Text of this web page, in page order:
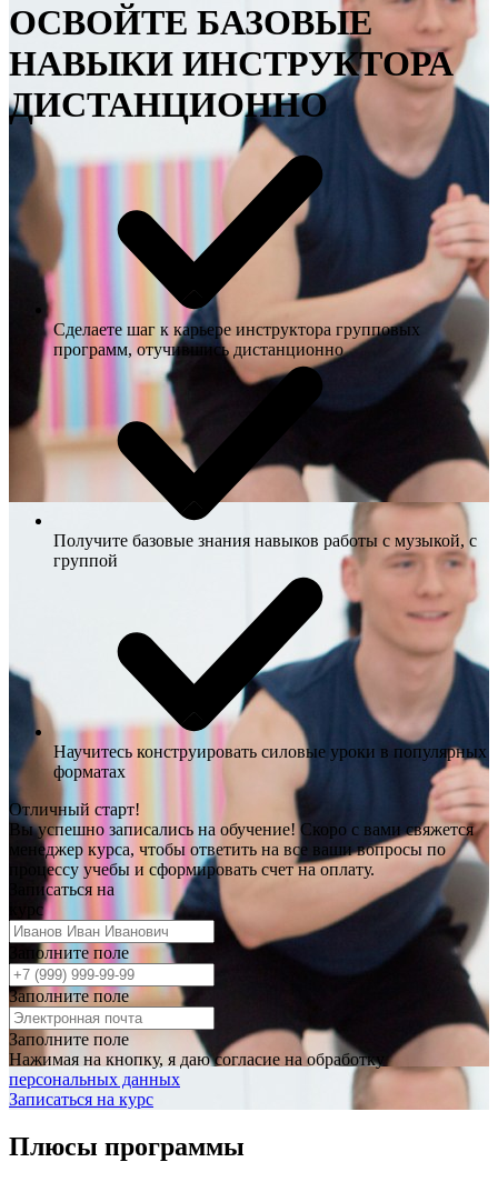
ОСВОЙТЕ БАЗОВЫЕ
НАВЫКИ ИНСТРУКТОРА
ДИСТАНЦИОННО
Сделаете шаг к карьере инструктора групповых
программ, отучившись дистанционно
Получите базовые знания навыков работы с музыкой, с
группой
Научитесь конструировать силовые уроки в популярных
форматах
Отличный старт!
Вы успешно записались на обучение! Скоро с вами свяжется
менеджер курса, чтобы ответить на все ваши вопросы по
процессу учебы и сформировать счет на оплату.
Записаться на
курс
Заполните поле
Заполните поле
Заполните поле
Нажимая на кнопку, я даю согласие на обработку
персональных данных
Записаться на курс
Плюсы программы